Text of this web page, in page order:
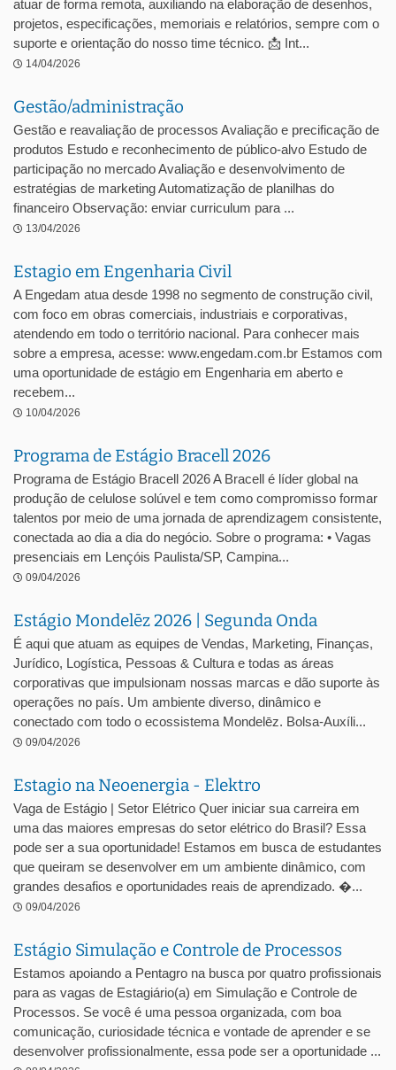
atuar de forma remota, auxiliando na elaboração de desenhos,
projetos, especificações, memoriais e relatórios, sempre com o
suporte e orientação do nosso time técnico. 📩 Int...
14/04/2026
Gestão/administração
Gestão e reavaliação de processos Avaliação e precificação de
produtos Estudo e reconhecimento de público-alvo Estudo de
participação no mercado Avaliação e desenvolvimento de
estratégias de marketing Automatização de planilhas do
financeiro Observação: enviar curriculum para ...
13/04/2026
Estagio em Engenharia Civil
A Engedam atua desde 1998 no segmento de construção civil,
com foco em obras comerciais, industriais e corporativas,
atendendo em todo o território nacional. Para conhecer mais
sobre a empresa, acesse: www.engedam.com.br Estamos com
uma oportunidade de estágio em Engenharia em aberto e
recebem...
10/04/2026
Programa de Estágio Bracell 2026
Programa de Estágio Bracell 2026 A Bracell é líder global na
produção de celulose solúvel e tem como compromisso formar
talentos por meio de uma jornada de aprendizagem consistente,
conectada ao dia a dia do negócio. Sobre o programa: • Vagas
presenciais em Lençóis Paulista/SP, Campina...
09/04/2026
Estágio Mondelēz 2026 | Segunda Onda
É aqui que atuam as equipes de Vendas, Marketing, Finanças,
Jurídico, Logística, Pessoas & Cultura e todas as áreas
corporativas que impulsionam nossas marcas e dão suporte às
operações no país. Um ambiente diverso, dinâmico e
conectado com todo o ecossistema Mondelēz. Bolsa-Auxíli...
09/04/2026
Estagio na Neoenergia - Elektro
Vaga de Estágio | Setor Elétrico Quer iniciar sua carreira em
uma das maiores empresas do setor elétrico do Brasil? Essa
pode ser a sua oportunidade! Estamos em busca de estudantes
que queiram se desenvolver em um ambiente dinâmico, com
grandes desafios e oportunidades reais de aprendizado. �...
09/04/2026
Estágio Simulação e Controle de Processos
Estamos apoiando a Pentagro na busca por quatro profissionais
para as vagas de Estagiário(a) em Simulação e Controle de
Processos. Se você é uma pessoa organizada, com boa
comunicação, curiosidade técnica e vontade de aprender e se
desenvolver profissionalmente, essa pode ser a oportunidade ...